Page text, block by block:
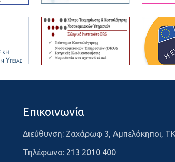
Επικοινωνία
Διεύθυνση: Ζαχάρωφ 3, Αμπελόκηποι,
Τηλέφωνο: 213 2010 400